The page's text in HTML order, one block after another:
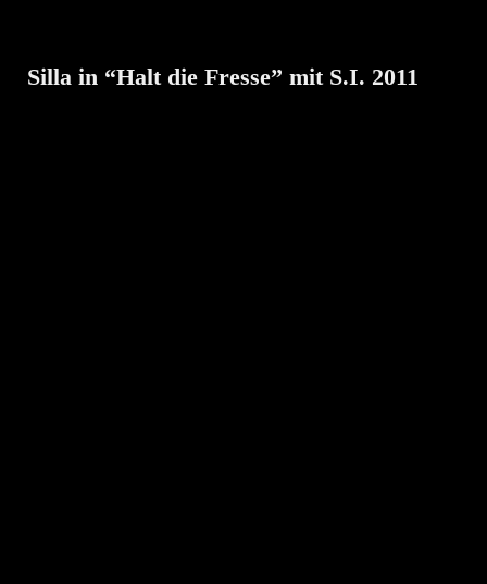
Silla in “Halt die Fresse” mit S.I. 2011